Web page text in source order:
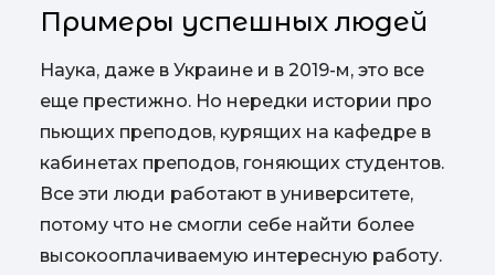
Примеры успешных людей
Наука, даже в Украине и в 2019-м, это все
еще престижно. Но нередки истории про
пьющих преподов, курящих на кафедре в
кабинетах преподов, гоняющих студентов.
Все эти люди работают в университете,
потому что не смогли себе найти более
высокооплачиваемую интересную работу.